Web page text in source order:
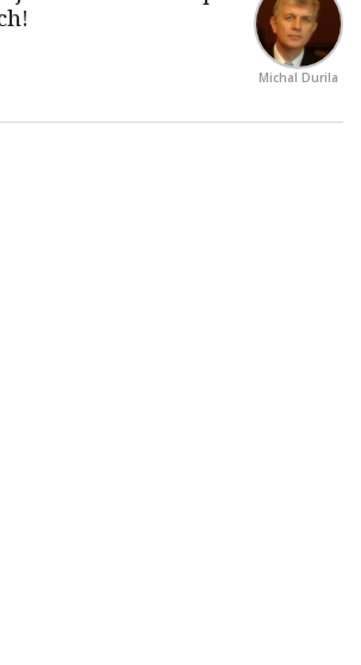
Michal Durila